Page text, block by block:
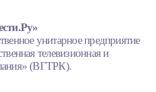
унитарное предприятие
телевизионная и
(ВГТРК).